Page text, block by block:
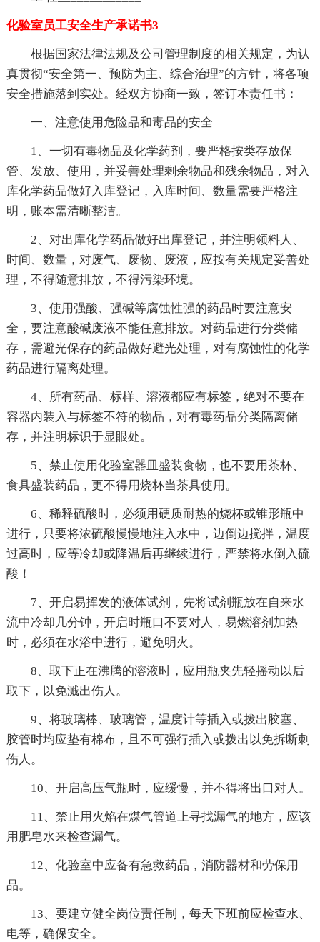
化验室员工安全生产承诺书3
根据国家法律法规及公司管理制度的相关规定，为认
真贯彻“安全第一、预防为主、综合治理”的方针，将各项
安全措施落到实处。经双方协商一致，签订本责任书：
一、注意使用危险品和毒品的安全
1、一切有毒物品及化学药剂，要严格按类存放保
管、发放、使用，并妥善处理剩余物品和残余物品，对入
库化学药品做好入库登记，入库时间、数量需要严格注
明，账本需清晰整洁。
2、对出库化学药品做好出库登记，并注明领料人、
时间、数量，对废气、废物、废液，应按有关规定妥善处
理，不得随意排放，不得污染环境。
3、使用强酸、强碱等腐蚀性强的药品时要注意安
全，要注意酸碱废液不能任意排放。对药品进行分类储
存，需避光保存的药品做好避光处理，对有腐蚀性的化学
药品进行隔离处理。
4、所有药品、标样、溶液都应有标签，绝对不要在
容器内装入与标签不符的物品，对有毒药品分类隔离储
存，并注明标识于显眼处。
5、禁止使用化验室器皿盛装食物，也不要用茶杯、
食具盛装药品，更不得用烧杯当茶具使用。
6、稀释硫酸时，必须用硬质耐热的烧杯或锥形瓶中
进行，只要将浓硫酸慢慢地注入水中，边倒边搅拌，温度
过高时，应等冷却或降温后再继续进行，严禁将水倒入硫
酸！
7、开启易挥发的液体试剂，先将试剂瓶放在自来水
流中冷却几分钟，开启时瓶口不要对人，易燃溶剂加热
时，必须在水浴中进行，避免明火。
8、取下正在沸腾的溶液时，应用瓶夹先轻摇动以后
取下，以免溅出伤人。
9、将玻璃棒、玻璃管，温度计等插入或拨出胶塞、
胶管时均应垫有棉布，且不可强行插入或拨出以免拆断刺
伤人。
10、开启高压气瓶时，应缓慢，并不得将出口对人。
11、禁止用火焰在煤气管道上寻找漏气的地方，应该
用肥皂水来检查漏气。
12、化验室中应备有急救药品，消防器材和劳保用
品。
13、要建立健全岗位责任制，每天下班前应检查水、
电等，确保安全。